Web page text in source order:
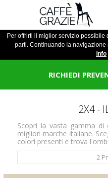
Per offrirti il miglior servizio
parti. Continuando la navigazione
info
RICHIEDI
2X4 -
Scopri la vasta gamma di
migliori marche italiane.
colori presenti e trova
2